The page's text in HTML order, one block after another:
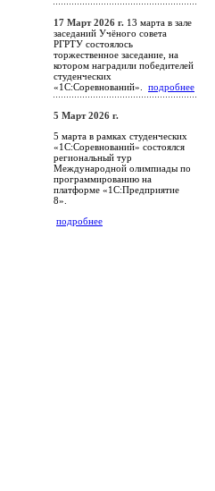
17 Март 2026 г. 13 марта в зале
заседаний Учёного совета
РГРТУ состоялось
торжественное заседание, на
котором наградили победителей
студенческих
«1С:Соревнований». подробнее
5 Март 2026 г.
5 марта в рамках студенческих
«1С:Соревнований» состоялся
региональный тур
Международной олимпиады по
программированию на
платформе «1С:Предприятие
8».
подробнее